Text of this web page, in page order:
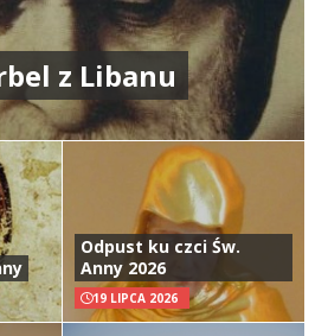
z Libanu
Odpust ku czci Św.
Anny 2026
19 LIPCA 2026